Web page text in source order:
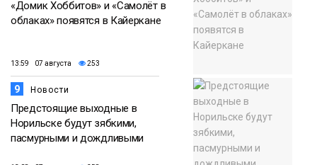
«Домик Хоббитов» и «Самолёт в
облаках» появятся в Кайеркане
13:59 07 августа 253
9 Новости
Предстоящие выходные в
Норильске будут зябкими,
пасмурными и дождливыми